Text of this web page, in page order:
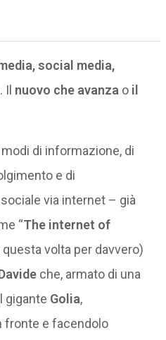
social media,
. Il nuovo che avanza o il
di informazione, di
e di
via internet – già
“The internet of
volta per davvero)
che, armato di una
gigante Golia,
fronte e facendolo